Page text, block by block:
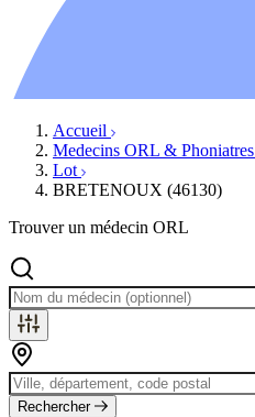
Évènements
Accueil
Medecins ORL & Phoniatres
Lot
BRETENOUX (46130)
Trouver un médecin ORL
Rechercher